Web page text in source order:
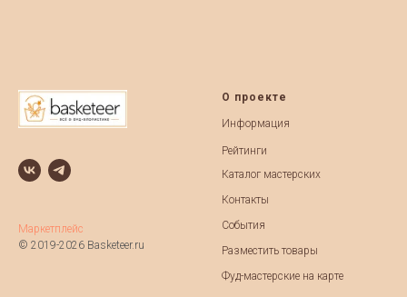
Маркетплейс
© 2019-2026 Basketeer.ru
О проекте
Информация
Рейтинги
Каталог мастерских
Контакты
События
Разместить товары
Фуд-мастерские на карте